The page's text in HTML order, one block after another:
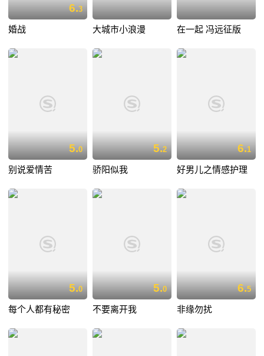
6.3
婚战 大城市小浪漫 在一起 冯远征版
5.0
别说爱情苦
5.2
骄阳似我
6.1
好男儿之情感护理
5.0
每个人都有秘密
5.0
不要离开我
6.5
非缘勿扰